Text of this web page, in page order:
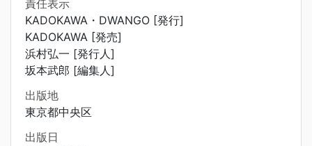
責任表示
KADOKAWA・DWANGO [発行]
KADOKAWA [発売]
浜村弘一 [発行人]
坂本武郎 [編集人]
出版地
東京都中央区
出版日